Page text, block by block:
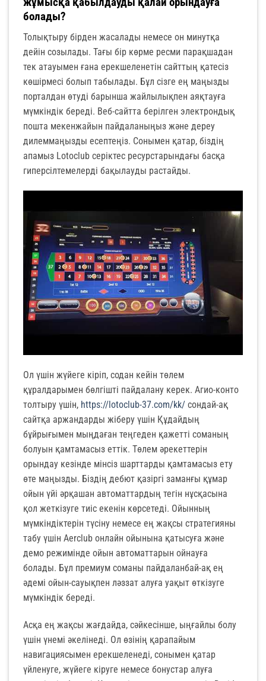
болады?
Толықтыру бірден жасалады немесе он минутқа
дейін созылады. Тағы бір көрме ресми парақшадан
тек атауымен ғана ерекшеленетін сайттың қатесіз
көшірмесі болып табылады. Бұл сізге ең маңызды
порталдан өтуді барынша жайлылықпен аяқтауға
мүмкіндік береді. Веб-сайтта берілген электрондық
пошта мекенжайын пайдаланыңыз және дереу
дилеммаңызды есептеңіз. Сонымен қатар, біздің
апамыз Lotoclub серіктес ресурстарындағы басқа
гиперсілтемелерді бақылауды растайды.
Ол үшін жүйеге кіріп, содан кейін төлем
құралдарымен бөлгішті пайдалану керек. Агио-конто
толтыру үшін, https://lotoclub-37.com/kk/ сондай-ақ
сайтқа аржандарды жіберу үшін Құдайдың
бұйрығымен мыңдаған теңгеден қажетті соманың
болуын қамтамасыз еттік. Төлем әрекеттерін
орындау кезінде мінсіз шарттарды қамтамасыз ету
өте маңызды. Біздің дебют қазіргі заманғы құмар
ойын үйі әрқашан автоматтардың тегін нұсқасына
қол жеткізуге тиіс екенін көрсетеді. Ойынның
мүмкіндіктерін түсіну немесе ең жақсы стратегияны
табу үшін Aerclub онлайн ойынына қатысуға және
демо режимінде ойын автоматтарын ойнауға
болады. Бұл премиум соманы пайдаланбай-ақ ең
әдемі ойын-сауықпен ләззат алуға уақыт өткізуге
мүмкіндік береді.
Асқа ең жақсы жағдайда, сәйкесінше, ыңғайлы болу
үшін үнемі әкелінеді. Ол өзінің қарапайым
навигациясымен ерекшеленеді, сонымен қатар
үйленуге, жүйеге кіруге немесе бонустар алуға